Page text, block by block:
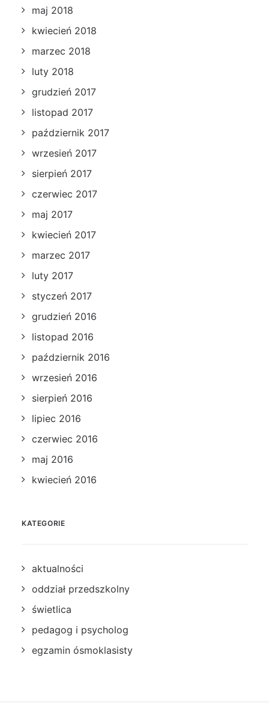
maj 2018
kwiecień 2018
marzec 2018
luty 2018
grudzień 2017
listopad 2017
październik 2017
wrzesień 2017
sierpień 2017
czerwiec 2017
maj 2017
kwiecień 2017
marzec 2017
luty 2017
styczeń 2017
grudzień 2016
listopad 2016
październik 2016
wrzesień 2016
sierpień 2016
lipiec 2016
czerwiec 2016
maj 2016
kwiecień 2016
KATEGORIE
aktualności
oddział przedszkolny
świetlica
pedagog i psycholog
egzamin ósmoklasisty